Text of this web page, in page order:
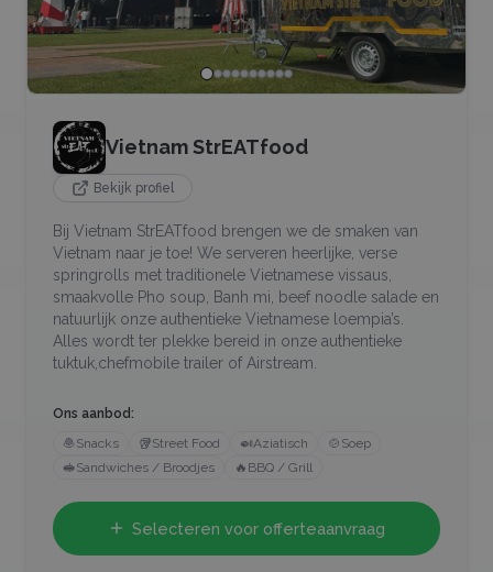
Vietnam StrEATfood
Bekijk profiel
Bij Vietnam StrEATfood brengen we de smaken van
Vietnam naar je toe! We serveren heerlijke, verse
springrolls met traditionele Vietnamese vissaus,
smaakvolle Pho soup, Banh mi, beef noodle salade en
natuurlijk onze authentieke Vietnamese loempia’s.
Alles wordt ter plekke bereid in onze authentieke
tuktuk,chefmobile trailer of Airstream.
Ons aanbod:
🧆Snacks 🥡Street Food 🍛Aziatisch 🍲 Soep
🥪Sandwiches / Broodjes 🔥 BBQ / Grill
Selecteren voor offerteaanvraag